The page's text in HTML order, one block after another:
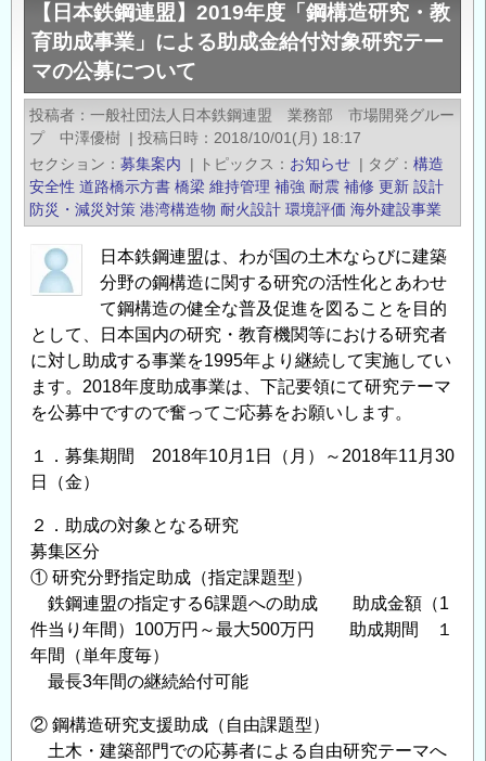
鋼
連
盟】
2020
年
「鋼
構
研
究・
育
助
成
事
業」
に
る
助
成
金
給
付
対
象
研
【日本鉄鋼連盟】2019年度「鋼構造研究・教
育助成事業」による助成金給付対象研究テー
マの公募について
投稿者
一般社団法人日本鉄鋼連盟 業務部 市場開発グルー
プ 中澤優樹 | 投稿日時
2018/10/01(月) 18:17
セクション
募集案内 | トピックス お知らせ | タグ
構造
安全性 道路橋示方書 橋梁 維持管理 補強 耐震 補修 更新 設計
防災・減災対策 港湾構造物 耐火設計 環境評価 海外建設事業
日本鉄鋼連盟は、わが国の土木ならびに建築
分野の鋼構造に関する研究の活性化とあわせ
て鋼構造の健全な普及促進を図ることを目的
として、日本国内の研究・教育機関等における研究者
に対し助成する事業を1995年より継続して実施してい
ます。2018年度助成事業は、下記要領にて研究テーマ
を公募中ですので奮ってご応募をお願いします。
１．募集期間 2018年10月1日（月）～2018年11月30
日（金）
２．助成の対象となる研究
募集区分
① 研究分野指定助成（指定課題型）
鉄鋼連盟の指定する6課題への助成 助成金額（1
件当り年間）100万円～最大500万円 助成期間 １
年間（単年度毎）
最長3年間の継続給付可能
② 鋼構造研究支援助成（自由課題型）
土木・建築部門での応募者による自由研究テーマへ